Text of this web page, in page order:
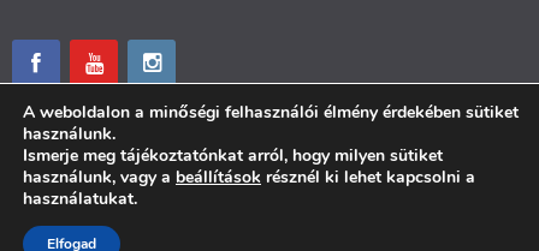
A weboldalon a minőségi felhasználói élmény érdekében sütiket
használunk.
Ismerje meg tájékoztatónkat arról, hogy milyen sütiket
használunk, vagy a beállítások résznél ki lehet kapcsolni a
használatukat.
Elfogad